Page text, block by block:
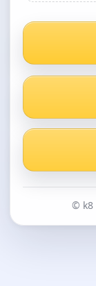
© k8